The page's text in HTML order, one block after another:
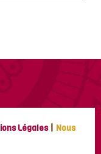
Légales | Nous